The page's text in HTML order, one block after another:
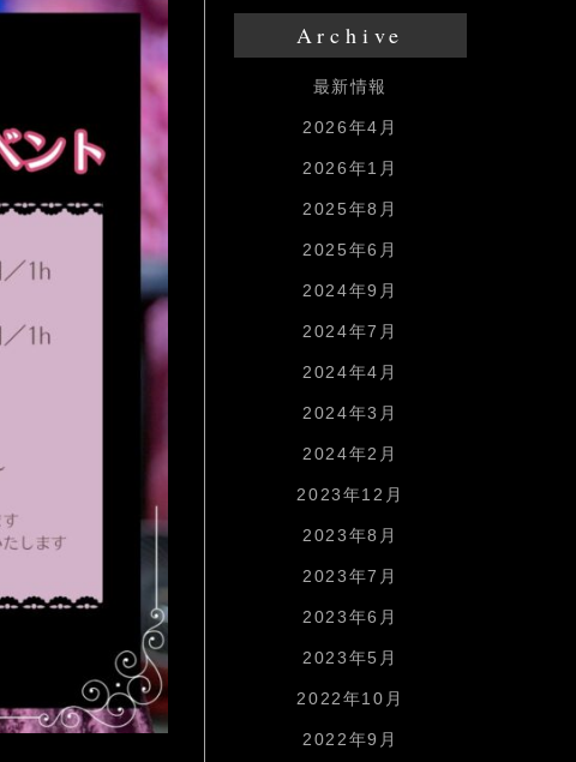
Archive
最新情報
2026年4月
2026年1月
2025年8月
2025年6月
2024年9月
2024年7月
2024年4月
2024年3月
2024年2月
2023年12月
2023年8月
2023年7月
2023年6月
2023年5月
2022年10月
2022年9月